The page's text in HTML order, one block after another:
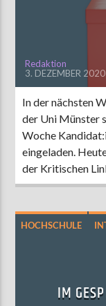
Redaktion
3. DEZEMBER 2020
In der nächsten
der Uni Münster
Woche
eingeladen.
der Kritischen
HOCHSCHULE
IM